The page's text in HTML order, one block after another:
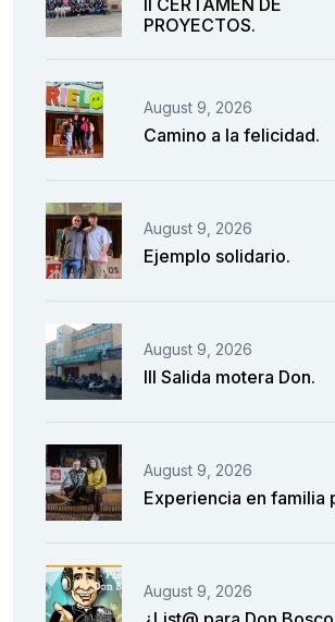
PROYECTOS.
August 9, 2026
Camino a la felicidad.
August 9, 2026
Ejemplo solidario.
August 9, 2026
III Salida motera Don.
August 9, 2026
Experiencia en familia
August 9, 2026